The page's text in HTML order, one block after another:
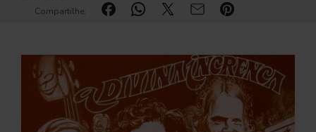
Compartilhe: